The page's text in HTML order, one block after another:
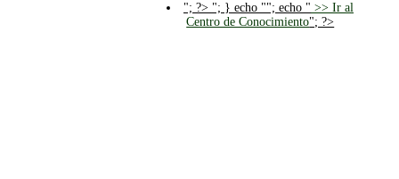
"; ?> "; } echo ""; echo " >> Ir al
Centro de Conocimiento"; ?>